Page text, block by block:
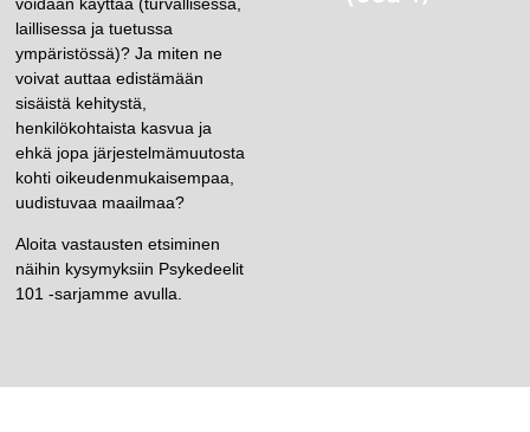
laillisessa ja tuetussa
ympäristössä)? Ja miten ne
voivat auttaa edistämään
sisäistä kehitystä,
henkilökohtaista kasvua ja
ehkä jopa järjestelmämuutosta
kohti oikeudenmukaisempaa,
uudistuvaa maailmaa?
Aloita vastausten etsiminen
näihin kysymyksiin Psykedeelit
101 -sarjamme avulla.